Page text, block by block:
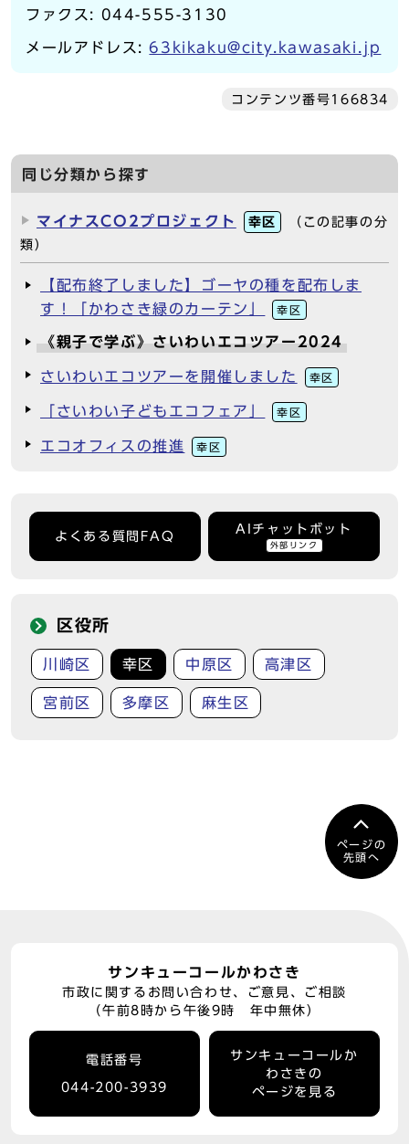
ファクス: 044-555-3130
メールアドレス:63kikaku@city.kawasaki.jp
コンテンツ番号166834
同じ分類から探す
マイナスCO2プロジェクト 幸区
（この記事の分
類）
【配布終了しました】ゴーヤの種を配布しま
す！「かわさき緑のカーテン」
幸区
《親子で学ぶ》さいわいエコツアー2024
さいわいエコツアーを開催しました 幸区
「さいわい子どもエコフェア」 幸区
エコオフィスの推進 幸区
よくある質問FAQ
AIチャットボット
外部リンク
区役所
川崎区 幸区 中原区 高津区
宮前区 多摩区 麻生区
ページの
先頭へ
サンキューコールかわさき
市政に関するお問い合わせ、ご意見、ご相談
（午前8時から午後9時 年中無休）
電話番号
044-200-3939
サンキューコールか
わさきの
ページを見る